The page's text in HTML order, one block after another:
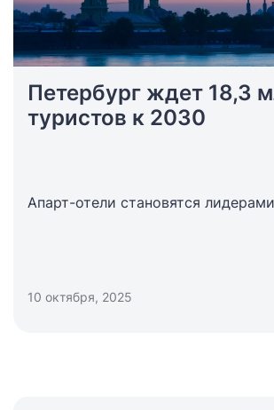
Петербург ждет 18,3
туристов к 2030
Апарт-отели становятся
10 октября, 2025